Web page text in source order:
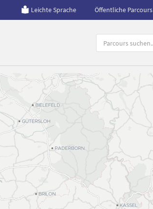
Leichte Sprache Öffentliche Parcours